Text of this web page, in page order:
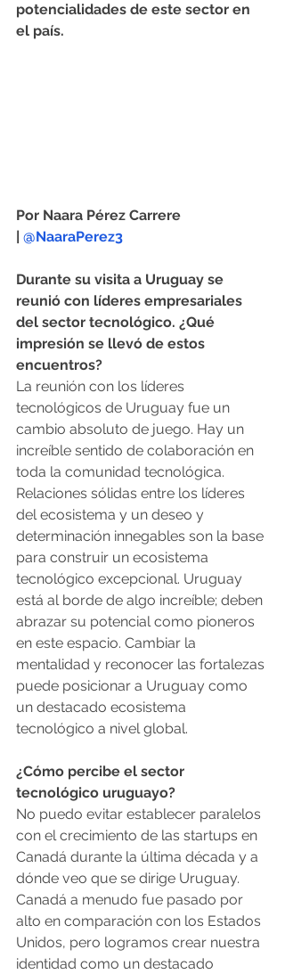
potencialidades de este sector en
el país.
Por Naara Pérez Carrere
@NaaraPerez3
Durante su visita a Uruguay se
reunió con líderes empresariales
del sector tecnológico. ¿Qué
impresión se llevó de estos
encuentros?
La reunión con los líderes
tecnológicos de Uruguay fue un
cambio absoluto de juego. Hay un
increíble sentido de colaboración en
toda la comunidad tecnológica.
Relaciones sólidas entre los líderes
del ecosistema y un deseo y
determinación innegables son la base
para construir un ecosistema
tecnológico excepcional. Uruguay
está al borde de algo increíble; deben
abrazar su potencial como pioneros
en este espacio. Cambiar la
mentalidad y reconocer las fortalezas
puede posicionar a Uruguay como
un destacado ecosistema
tecnológico a nivel global.
¿Cómo percibe el sector
tecnológico uruguayo?
No puedo evitar establecer paralelos
con el crecimiento de las startups en
Canadá durante la última década y a
dónde veo que se dirige Uruguay.
Canadá a menudo fue pasado por
alto en comparación con los Estados
Unidos, pero logramos crear nuestra
identidad como un destacado